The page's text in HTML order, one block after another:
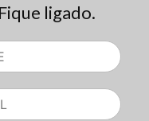
ligado.